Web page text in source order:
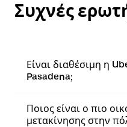
Συχνές
Είναι διαθέσιμη η
Pasadena;
Ποιος είναι ο πιο
μετακίνησης στην